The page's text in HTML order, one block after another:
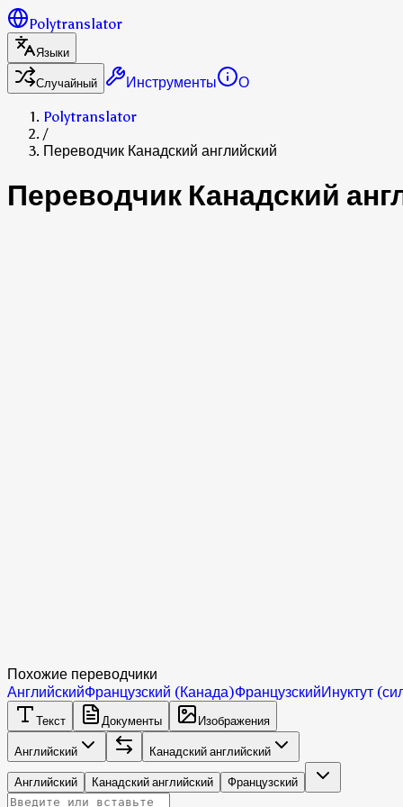
Polytranslator
Языки
Случайный
Инструменты
О
Polytranslator
/
Переводчик Канадский английский
Переводчик Канадский
Похожие переводчики
АнглийскийФранцузский (Канада)ФранцузскийИнуктут
Текст Документы
Изображения
Английский
Канадский английский
Английский
Канадский английский Французский